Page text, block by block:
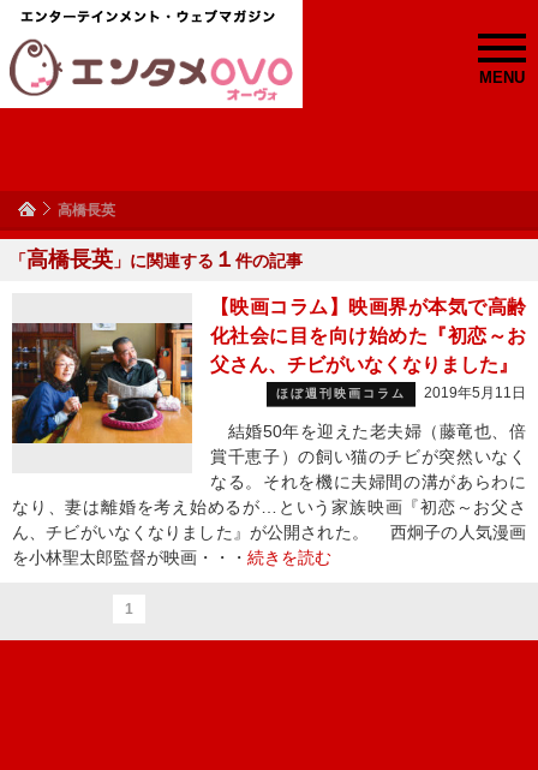
MENU
高橋長英
「高橋長英 」に関連する １ 件の記事
【映画コラム】映画界が本気で高齢
化社会に目を向け始めた『初恋～お
父さん、チビがいなくなりました』
ほぼ週刊映画コラム 2019年5月11日
結婚50年を迎えた老夫婦（藤竜也、倍
賞千恵子）の飼い猫のチビが突然いなく
なる。それを機に夫婦間の溝があらわに
なり、妻は離婚を考え始めるが…という家族映画『初恋～お父さ
ん、チビがいなくなりました』が公開された。 西炯子の人気漫画
を小林聖太郎監督が映画・・・ 続きを読む
1